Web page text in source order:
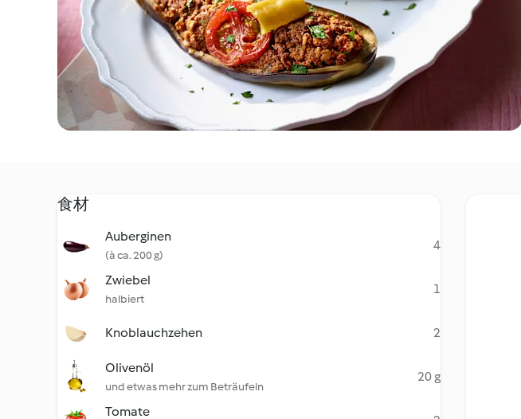
食材
Auberginen
(à ca. 200 g)
4
Zwiebel
halbiert
1
Knoblauchzehen 2
Olivenöl
und etwas mehr zum Beträufeln
20 g
Tomate